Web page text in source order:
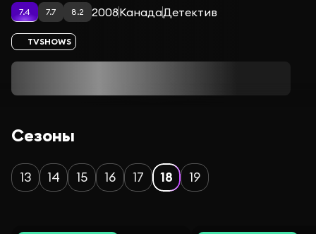
7.4 7.7 8.2 2008КанадаДетектив
TVSHOWS
Сезоны
13 14 15 16 17 18 19